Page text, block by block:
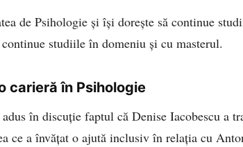
de Psihologie și își dorește să continue
studiile în domeniu și cu masterul.
carieră în Psihologie
în discuție faptul că Denise Iacobescu a
ce a învățat o ajută inclusiv în relația cu